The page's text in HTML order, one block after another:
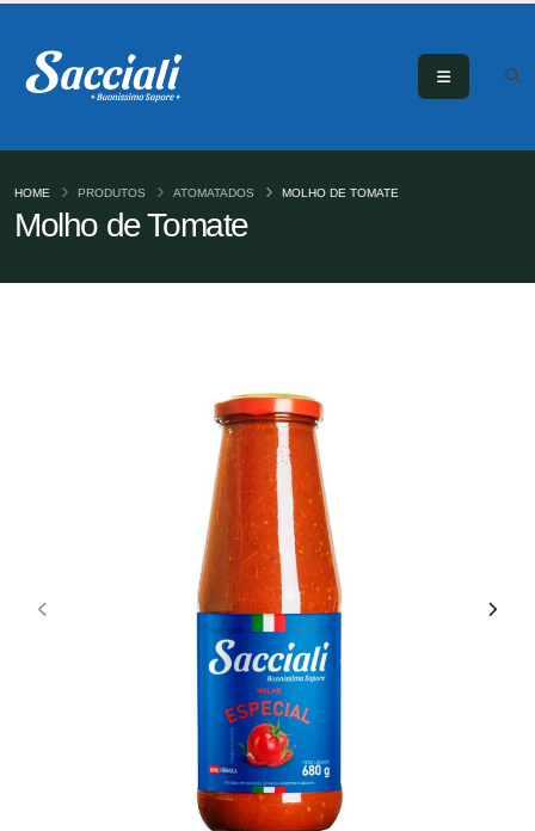
Molho de Tomate
HOME PRODUTOS ATOMATADOS MOLHO DE TOMATE